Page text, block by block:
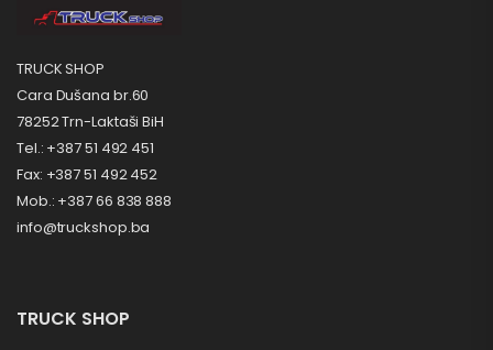
TRUCK SHOP
Cara Dušana br.60
78252 Trn-Laktaši BiH
Tel.: +387 51 492 451
Fax: +387 51 492 452
Mob.: +387 66 838 888
info@truckshop.ba
TRUCK SHOP